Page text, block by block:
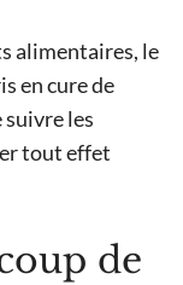
alimentaires, le
en cure de
les
tout effet
de